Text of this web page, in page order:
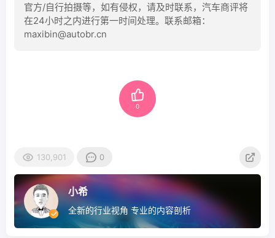
官方/自行拍摄等，如有侵权，请及时联系，汽车商评将
在24小时之内进行第一时间处理。联系邮箱：
maxibin@autobr.cn
0
130,901 0
小希
全新的行业视角 专业的内容剖析